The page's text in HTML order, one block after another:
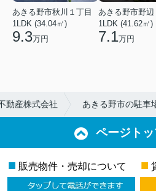
あきる野市秋川１丁目
1LDK (34.04㎡)
9.3万円
あきる野市野辺
1LDK (41.62㎡)
7.1万円
動産株式会社 あきる野市の駐車
ページト
■ 販売物件・売却について ■